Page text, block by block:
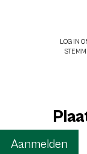
Log in
Aanmelden